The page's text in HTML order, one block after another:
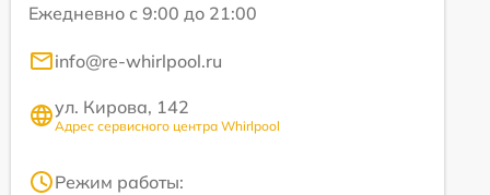
Ежедневно с 9:00 до 21:00
info@re-whirlpool.ru
ул. Кирова, 142
Адрес сервисного центра Whirlpool
Режим работы: